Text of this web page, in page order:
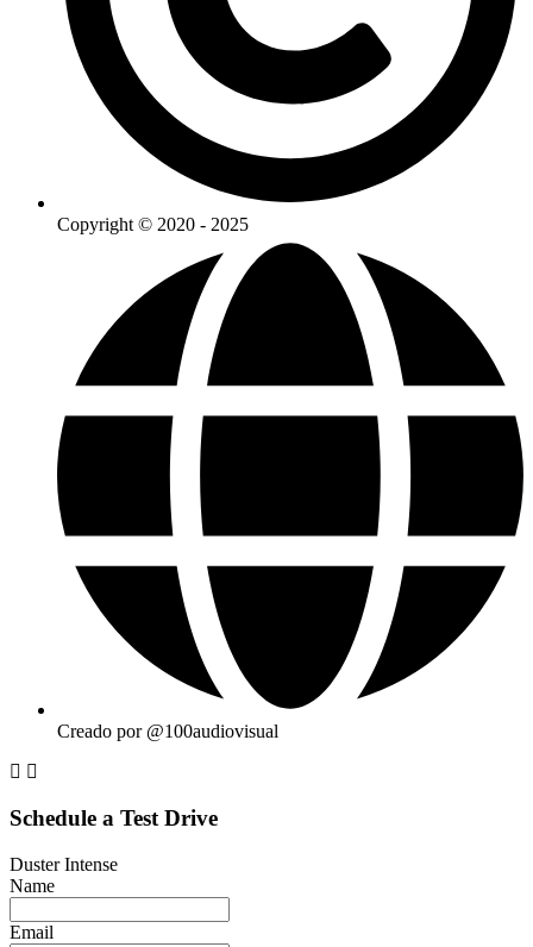
Copyright © 2020 - 2025
Creado por @100audiovisual
Schedule a Test Drive
Duster Intense
Name
Email